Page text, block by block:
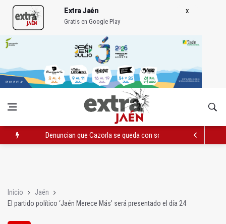
Extra Jaén
Gratis en Google Play
Denuncian que Cazorla se queda con solo dos bomberos por
Pelea con arma blanca acaba con una menor herida en
Inicio
Jaén
El partido político ‘Jaén Merece Más’ será presentado el día 24